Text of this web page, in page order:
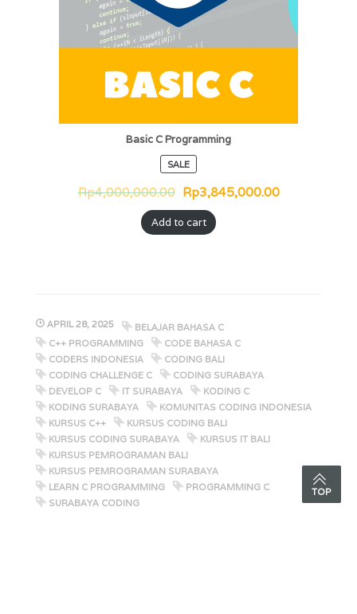
Basic C Programming
SALE
Rp4,000,000.00 Rp3,845,000.00
Add to cart
APRIL 28, 2025
BELAJAR BAHASA C
C++ PROGRAMMING
CODE BAHASA C
CODERS INDONESIA
CODING BALI
CODING CHALLENGE C
CODING SURABAYA
DEVELOP C
IT SURABAYA
KODING C
KODING SURABAYA
KOMUNITAS CODING INDONESIA
KURSUS C++
KURSUS CODING BALI
KURSUS CODING SURABAYA
KURSUS IT BALI
KURSUS PEMROGRAMAN BALI
KURSUS PEMROGRAMAN SURABAYA
LEARN C PROGRAMMING
PROGRAMMING C
SURABAYA CODING
TOP